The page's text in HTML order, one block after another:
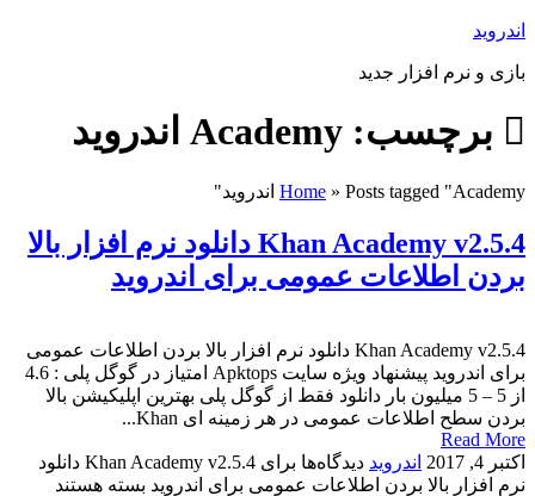
اندروید
بازی و نرم افزار جدید
برچسب: Academy اندروید
Home » Posts tagged "Academy اندروید"
Khan Academy v2.5.4 دانلود نرم افزار بالا
بردن اطلاعات عمومی برای اندروید
Khan Academy v2.5.4 دانلود نرم افزار بالا بردن اطلاعات عمومی
برای اندروید پیشنهاد ویژه سایت Apktops امتیاز در گوگل پلی : 4.6
از 5 – 5 میلیون بار دانلود فقط از گوگل پلی بهترین اپلیکیشن بالا
بردن سطح اطلاعات عمومی در هر زمینه ای Khan...
Read More
اکتبر 4, 2017
اندروید دیدگاه‌ها
برای Khan Academy v2.5.4 دانلود
نرم افزار بالا بردن اطلاعات عمومی برای اندروید بسته هستند